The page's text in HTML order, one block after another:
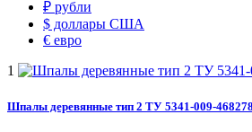
₽ рубли
$ доллары США
€ евро
1
Шпалы деревянные тип 2 ТУ 5341-009-